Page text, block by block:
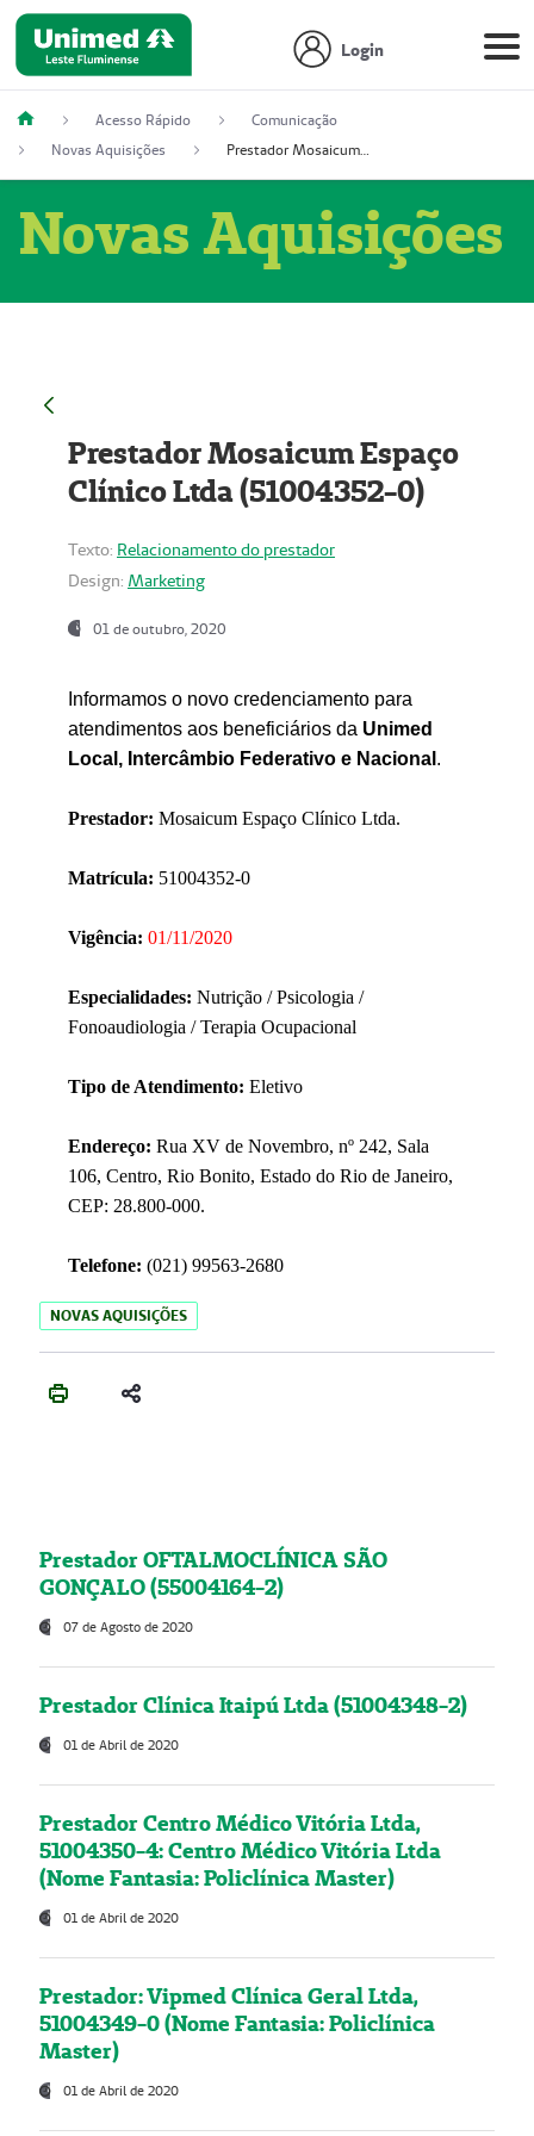
Login
Acesso Rápido
Comunicação
Novas Aquisições
Prestador Mosaicum Espaço Clínico Ltda (51004352-0)
Novas Aquisições
Prestador Mosaicum Espaço
Clínico Ltda (51004352-0)
Texto: Relacionamento do prestador
Design: Marketing
01 de outubro, 2020
Informamos o novo credenciamento para
atendimentos aos beneficiários da Unimed
Local, Intercâmbio Federativo e Nacional .
Prestador: Mosaicum Espaço Clínico Ltda.
Matrícula: 51004352-0
Vigência: 01/11/2020
Especialidades: Nutrição / Psicologia /
Fonoaudiologia / Terapia Ocupacional
Tipo de Atendimento: Eletivo
Endereço: Rua XV de Novembro, nº 242, Sala
106, Centro, Rio Bonito, Estado do Rio de Janeiro,
CEP: 28.800-000.
Telefone: (021) 99563-2680
NOVAS AQUISIÇÕES
Prestador OFTALMOCLÍNICA SÃO
GONÇALO (55004164-2)
07 de Agosto de 2020
Prestador Clínica Itaipú Ltda (51004348-2)
01 de Abril de 2020
Prestador Centro Médico Vitória Ltda,
51004350-4: Centro Médico Vitória Ltda
(Nome Fantasia: Policlínica Master)
01 de Abril de 2020
Prestador: Vipmed Clínica Geral Ltda,
51004349-0 (Nome Fantasia: Policlínica
Master)
01 de Abril de 2020